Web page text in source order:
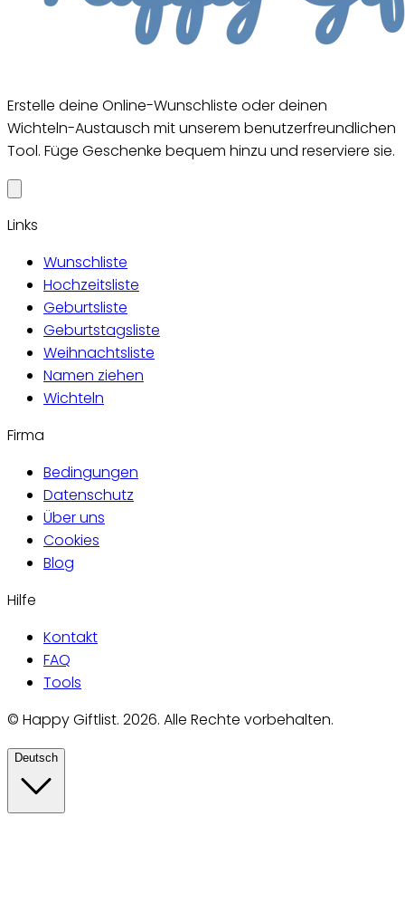
Erstelle deine Online-Wunschliste oder deinen
Wichteln-Austausch mit unserem benutzerfreundlichen
Tool. Füge Geschenke bequem hinzu und reserviere sie.
Links
Wunschliste
Hochzeitsliste
Geburtsliste
Geburtstagsliste
Weihnachtsliste
Namen ziehen
Wichteln
Firma
Bedingungen
Datenschutz
Über uns
Cookies
Blog
Hilfe
Kontakt
FAQ
Tools
© Happy Giftlist. 2026. Alle Rechte vorbehalten.
Deutsch